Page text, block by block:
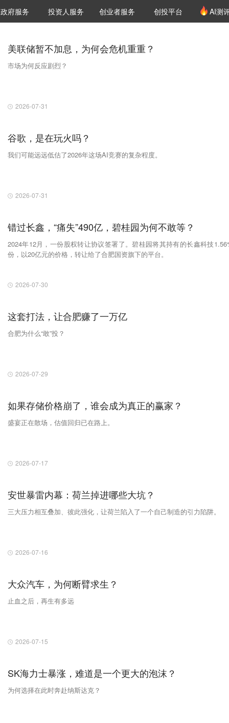
城市之窗
政府服务 VClub投资机构库
投资机构职位推介
投资人服务 创投氪堂
创业者服务 创投平台 AI测
美联储暂不加息，为何会危机重重？
市场为何反应剧烈？
2026-07-31
谷歌，是在玩火吗？
我们可能远远低估了2026年这场AI竞赛的复杂程度。
2026-07-31
错过长鑫，“痛失”490亿，碧桂园为何不敢等？
2024年12月，一份股权转让协议签署了。碧桂园将其持有的长鑫科技
份，以20亿元的价格，转让给了合肥国资旗下的平台。
2026-07-30
这套打法，让合肥赚了一万亿
合肥为什么“敢”投？
2026-07-29
如果存储价格崩了，谁会成为真正的赢家？
盛宴正在散场，估值回归已在路上。
2026-07-17
安世暴雷内幕：荷兰掉进哪些大坑？
三大压力相互叠加、彼此强化，让荷兰陷入了一个自己制造的引力陷阱。
2026-07-16
大众汽车，为何断臂求生？
止血之后，再生有多远
2026-07-15
SK海力士暴涨，难道是一个更大的泡沫？
为何选择在此时奔赴纳斯达克？